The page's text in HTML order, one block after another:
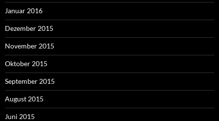
Januar 2016
Dezember 2015
November 2015
Oktober 2015
September 2015
August 2015
Juni 2015